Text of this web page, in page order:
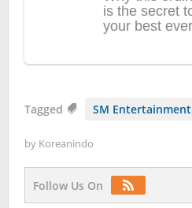
Tagged SM Entertainment
by Koreanindo
Follow Us On